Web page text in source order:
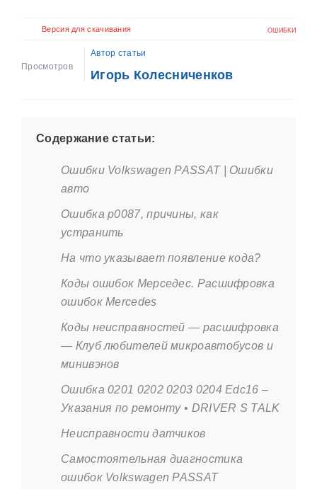
Версия для скачивания ОШИБКИ
Просмотров
Автор статьи
Игорь Колесниченков
Содержание статьи:
Ошибки Volkswagen PASSAT | Ошибки
авто
Ошибка p0087, причины, как
устранить
На что указывает появление кода?
Коды ошибок Мерседес. Расшифровка
ошибок Mercedes
Коды неисправностей — расшифровка
— Клуб любителей микроавтобусов и
минивэнов
Ошибка 0201 0202 0203 0204 Edc16 –
Указания по ремонту • DRIVER S TALK
Неисправности датчиков
Самостоятельная диагностика
ошибок Volkswagen PASSAT